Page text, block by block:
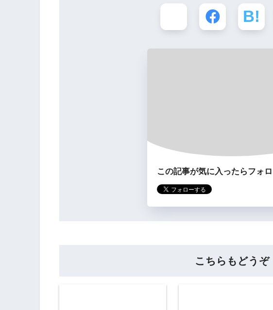
この記事が気に入ったらフォ
こちらもどうぞ